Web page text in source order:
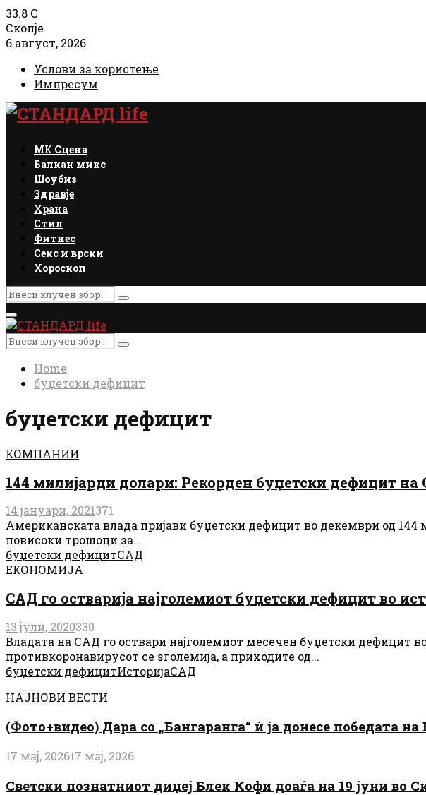
33.8 C
Скопје
6 август, 2026
Услови за користење
Импресум
Facebook
Instagram
Email
Rss
МК Сцена
Балкан микс
Шоубиз
Здравје
Храна
Стил
Фитнес
Секс и врски
Хороскоп
Search
for:
Search
Primary
Menu
Search
for:
Search
Home
буџетски дефицит
буџетски дефицит
КОМПАНИИ
144 милијарди долари: Рекорден буџетски дефицит
14 јануари, 2021371
Американската влада пријави буџетски дефицит во декември од 144
повисоки трошоци за...
буџетски дефицитСАД
ЕКОНОМИЈА
САД го остварија најголемиот буџетски дефицит во
13 јули, 2020330
Владата на САД го оствари најголемиот месечен буџетски дефицит
противкоронавирусот се зголемија, а приходите од...
буџетски дефицитИсторијаСАД
НАЈНОВИ ВЕСТИ
(Фото+видео) Дара со „Бангаранга“ ѝ ја донесе победата на
17 мај, 202617 мај, 2026
Светски познатниот диџеј Блек Кофи доаѓа на 19 јуни во